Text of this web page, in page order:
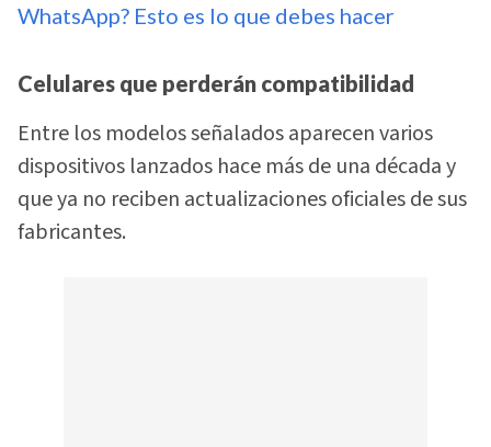
WhatsApp? Esto es lo que debes hacer
Celulares que perderán compatibilidad
Entre los modelos señalados aparecen varios
dispositivos lanzados hace más de una década y
que ya no reciben actualizaciones oficiales de sus
fabricantes.